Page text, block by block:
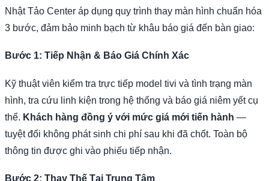
Nhật Tảo Center áp dụng quy trình thay màn hình chuẩn hóa
3 bước, đảm bảo minh bạch từ khâu báo giá đến bàn giao:
Bước 1: Tiếp Nhận & Báo Giá Chính Xác
Kỹ thuật viên kiểm tra trực tiếp model tivi và tình trạng màn
hình, tra cứu linh kiện trong hệ thống và báo giá niêm yết cụ
thể. Khách hàng đồng ý với mức giá mới tiến hành —
tuyệt đối không phát sinh chi phí sau khi đã chốt. Toàn bộ
thông tin được ghi vào phiếu tiếp nhận.
Bước 2: Thay Thế Tại Trung Tâm